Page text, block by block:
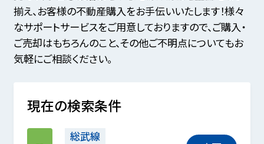
揃え、お客様の不動産購入をお手伝いいたします！様々
なサポートサービスをご用意しておりますので、ご購入・
ご売却はもちろんのこと、その他ご不明点についてもお
気軽にご相談ください。
現在の検索条件
総武線